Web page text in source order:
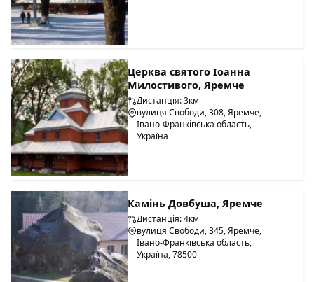
Церква святого Іоанна
Милостивого, Яремче
Дистанція: 3км
вулиця Свободи, 308, Яремче,
Івано-Франківська область,
Україна
Камінь Довбуша, Яремче
Дистанція: 4км
вулиця Свободи, 345, Яремче,
Івано-Франківська область,
Україна, 78500